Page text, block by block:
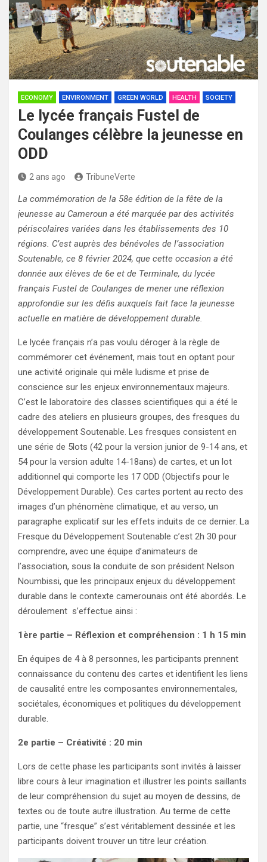
ECONOMY ENVIRONMENT GREEN WORLD HEALTH SOCIETY
Le lycée français Fustel de
Coulanges célèbre la jeunesse en
ODD
2 ans ago TribuneVerte
La commémoration de la 58e édition de la fête de la
jeunesse au Cameroun a été marquée par des activités
périscolaires variées dans les établissements des 10
régions. C’est auprès des bénévoles de l’association
Soutenable, ce 8 février 2024, que cette occasion a été
donnée aux élèves de 6e et de Terminale, du lycée
français Fustel de Coulanges de mener une réflexion
approfondie sur les défis auxquels fait face la jeunesse
actuelle en matière de développement durable.
Le lycée français n’a pas voulu déroger à la règle de
commémorer cet événement, mais tout en optant pour
une activité originale qui mêle ludisme et prise de
conscience sur les enjeux environnementaux majeurs.
C’est le laboratoire des classes scientifiques qui a été le
cadre des ateliers en plusieurs groupes, des fresques du
développement Soutenable. Les fresques consistent en
une série de 5lots (42 pour la version junior de 9-14 ans, et
54 pour la version adulte 14-18ans) de cartes, et un lot
additionnel qui comporte les 17 ODD (Objectifs pour le
Développement Durable). Ces cartes portent au recto des
images d’un phénomène climatique, et au verso, un
paragraphe explicatif sur les effets induits de ce dernier. La
Fresque du Développement Soutenable c’est 2h 30 pour
comprendre, avec une équipe d’animateurs de
l’association, sous la conduite de son président Nelson
Noumbissi, que les principaux enjeux du développement
durable dans le contexte camerounais ont été abordés. Le
déroulement s’effectue ainsi :
1ère partie – Réflexion et compréhension : 1 h 15 min
En équipes de 4 à 8 personnes, les participants prennent
connaissance du contenu des cartes et identifient les liens
de causalité entre les composantes environnementales,
sociétales, économiques et politiques du développement
durable.
2e partie – Créativité : 20 min
Lors de cette phase les participants sont invités à laisser
libre cours à leur imagination et illustrer les points saillants
de leur compréhension du sujet au moyen de dessins, de
textes ou de toute autre illustration. Au terme de cette
partie, une “fresque” s’est véritablement dessinée et les
participants doivent trouver un titre leur création.